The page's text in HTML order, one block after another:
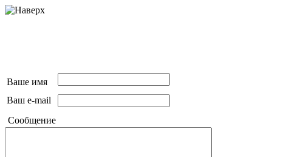
Ваше имя
Ваш e-mail
Сообщение